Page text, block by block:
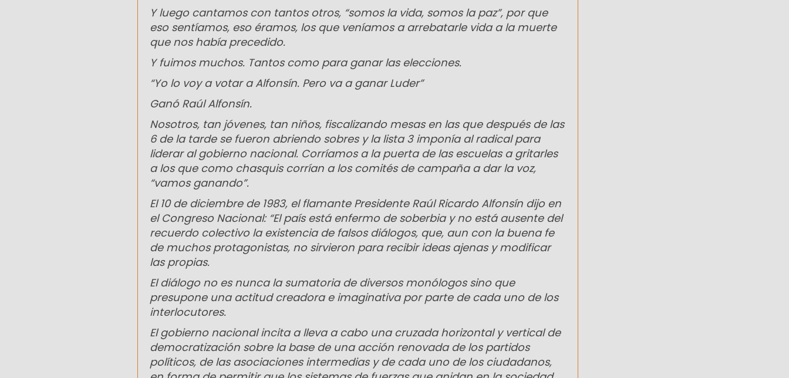
Y luego cantamos con tantos otros, “somos la vida, somos la paz”, por que
eso sentíamos, eso éramos, los que veníamos a arrebatarle vida a la muerte
que nos había precedido.
Y fuimos muchos. Tantos como para ganar las elecciones.
“Yo lo voy a votar a Alfonsín. Pero va a ganar Luder”
Ganó Raúl Alfonsín.
Nosotros, tan jóvenes, tan niños, fiscalizando mesas en las que después de las
6 de la tarde se fueron abriendo sobres y la lista 3 imponía al radical para
liderar al gobierno nacional. Corríamos a la puerta de las escuelas a gritarles
a los que como chasquis corrían a los comités de campaña a dar la voz,
“vamos ganando”.
El 10 de diciembre de 1983, el flamante Presidente Raúl Ricardo Alfonsín dijo en
el Congreso Nacional: “El país está enfermo de soberbia y no está ausente del
recuerdo colectivo la existencia de falsos diálogos, que, aun con la buena fe
de muchos protagonistas, no sirvieron para recibir ideas ajenas y modificar
las propias.
El diálogo no es nunca la sumatoria de diversos monólogos sino que
presupone una actitud creadora e imaginativa por parte de cada uno de los
interlocutores.
El gobierno nacional incita a lleva a cabo una cruzada horizontal y vertical de
democratización sobre la base de una acción renovada de los partidos
políticos, de las asociaciones intermedias y de cada uno de los ciudadanos,